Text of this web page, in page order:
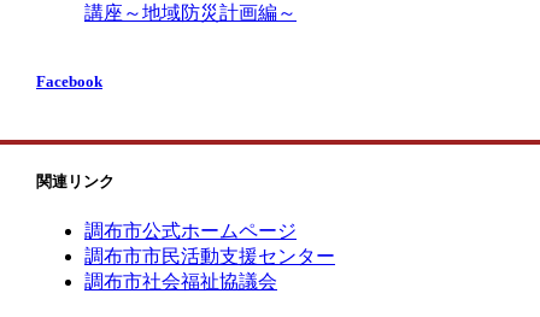
講座～地域防災計画編～
Facebook
関連リンク
調布市公式ホームページ
調布市市民活動支援センター
調布市社会福祉協議会